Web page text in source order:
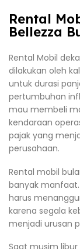
Rental
Bellezza
Rental Mobil
dilakukan oleh
untuk durasi
pertumbuhan
mau membeli
kendaraan
pajak yang
perusahaan.
Rental mobil
banyak
harus
karena segala
menjadi urusan